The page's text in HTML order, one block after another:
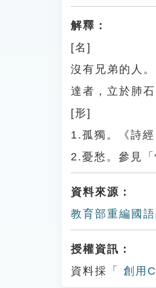
解釋：
[名]
沒有兄弟的人
達者，立於肺
[形]
1.孤獨。《詩
2.憂愁。參見「
資料來源：
教育部重編國
授權資訊：
資料採「
創用